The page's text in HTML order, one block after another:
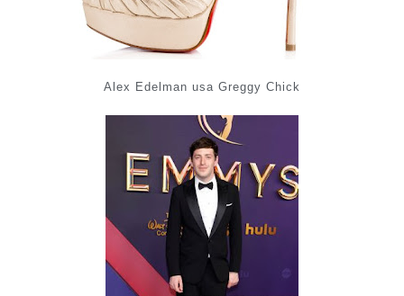
Alex Edelman usa Greggy Chick